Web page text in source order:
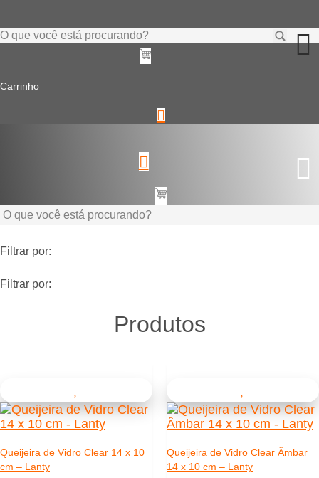
o
Pesquisar
Carrinho
Pesquisar
Filtrar por:
Filtrar por:
Produtos
Queijeira de Vidro Clear 14 x 10
cm – Lanty
Queijeira de Vidro Clear Âmbar
14 x 10 cm – Lanty